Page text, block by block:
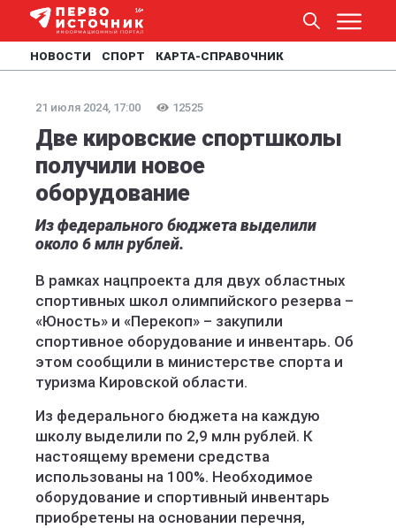
НОВОСТИ СПОРТ КАРТА-СПРАВОЧНИК
21 июля 2024, 17:00 12525
Две кировские спортшколы
получили новое
оборудование
Из федерального бюджета выделили
около 6 млн рублей.
В рамках нацпроекта для двух областных
спортивных школ олимпийского резерва –
«Юность» и «Перекоп» – закупили
спортивное оборудование и инвентарь. Об
этом сообщили в министерстве спорта и
туризма Кировской области.
Из федерального бюджета на каждую
школу выделили по 2,9 млн рублей. К
настоящему времени средства
использованы на 100%. Необходимое
оборудование и спортивный инвентарь
приобретены на основании перечня,